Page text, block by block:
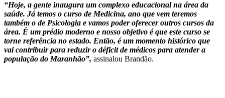
“Hoje, a gente inaugura um complexo educacional na área da
saúde. Já temos o curso de Medicina, ano que vem teremos
também o de Psicologia e vamos poder oferecer outros cursos da
área. É um prédio moderno e nosso objetivo é que este curso se
torne referência no estado. Então, é um momento histórico que
vai contribuir para reduzir o déficit de médicos para atender a
população do Maranhão”, assinalou Brandão.